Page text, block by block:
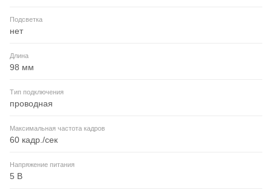
Подсветка
нет
Длина
98 мм
Тип подключения
проводная
Максимальная частота кадров
60 кадр./сек
Напряжение питания
5 В